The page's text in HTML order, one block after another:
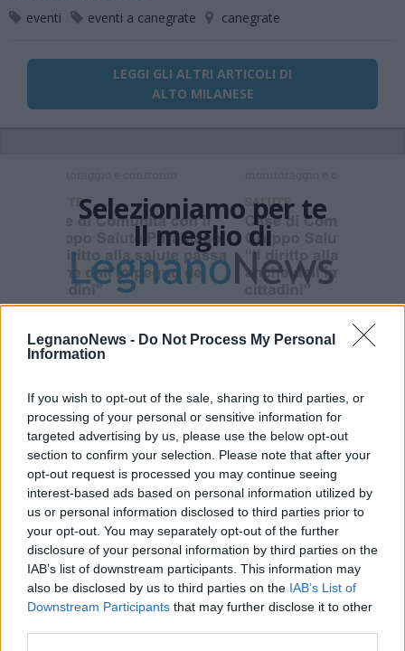
LegnanoNews - Do Not Process My Personal
Information
If you wish to opt-out of the sale, sharing to third parties, or
processing of your personal or sensitive information for
targeted advertising by us, please use the below opt-out
section to confirm your selection. Please note that after your
opt-out request is processed you may continue seeing
interest-based ads based on personal information utilized by
us or personal information disclosed to third parties prior to
your opt-out. You may separately opt-out of the further
disclosure of your personal information by third parties on the
IAB’s list of downstream participants. This information may
also be disclosed by us to third parties on the IAB’s List of
Downstream Participants that may further disclose it to other
eventi
eventi a canegrate canegrate
LEGGI GLI ALTRI ARTICOLI DI
ALTO MILANESE
Selezioniamo per te
Il meglio di
Iscriviti alla
newsletter
Commenti
Accedioregistratiper commentare questo
articolo.
L'email è richiesta ma non verrà mostrata ai visitatori. Il contenuto di questo
commento esprime il pensiero dell'autore e non rappresenta la linea editoriale
di VareseNews.it, che rimane autonoma e indipendente. I messaggi inclusi nei
commenti non sono testi giornalistici, ma post inviati dai singoli lettori che
possono essere automaticamente pubblicati senza filtro preventivo. I commenti
che includano uno o più link a siti esterni verranno rimossi in automatico dal
sistema.